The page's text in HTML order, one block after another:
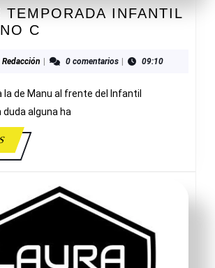
TEMPORADA INFANTIL
C
TEMPORADA
MASCULINO
C
Redacción Redacción0 comentarios 09:10
la de Manu al frente del Infantil
duda alguna ha
LEER